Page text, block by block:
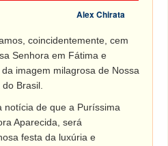
Alex Chirata
coincidentemente, cem
Senhora em Fátima e
imagem milagrosa de Nossa
Brasil.
notícia de que a Puríssima
Aparecida, será
festa da luxúria e